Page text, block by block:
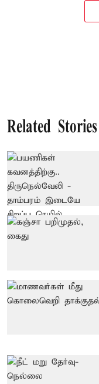
Related Stories